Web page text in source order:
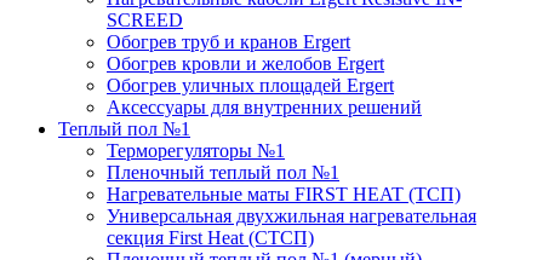
SCREED
Обогрев труб и кранов Ergert
Обогрев кровли и желобов Ergert
Обогрев уличных площадей Ergert
Аксессуары для внутренних решений
Теплый пол №1
Терморегуляторы №1
Пленочный теплый пол №1
Нагревательные маты FIRST HEAT (ТСП)
Универсальная двухжильная нагревательная
секция First Heat (СТСП)